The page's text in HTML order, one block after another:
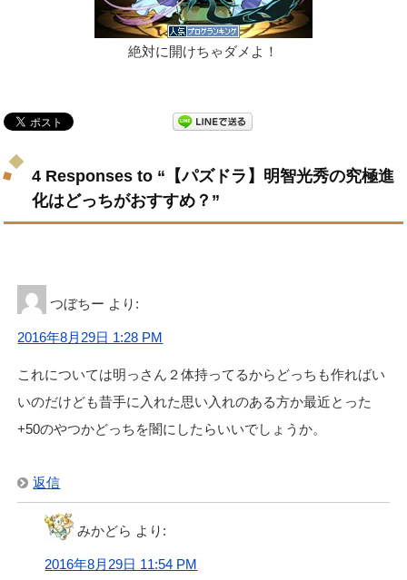
絶対に開けちゃダメよ！
4 Responses to “【パズドラ】明智光秀の究極進
化はどっちがおすすめ？”
つぼちー より:
2016年8月29日 1:28 PM
これについては明っさん２体持ってるからどっちも作ればい
いのだけども昔手に入れた思い入れのある方か最近とった
+50のやつかどっちを闇にしたらいいでしょうか。
返信
みかどら より:
2016年8月29日 11:54 PM